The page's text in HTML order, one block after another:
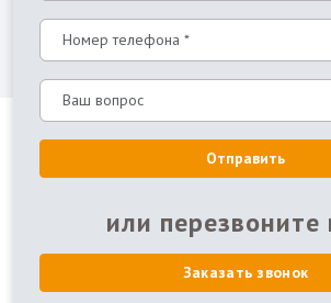
Отправить
или перезвоните
Заказать звонок